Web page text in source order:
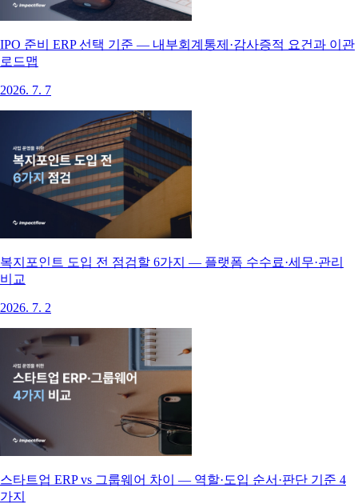
IPO 준비 ERP 선택 기준 — 내부회계통제·감사증적 요건과 이관
로드맵
2026. 7. 7
복지포인트 도입 전 점검할 6가지 — 플랫폼 수수료·세무·관리
비교
2026. 7. 2
스타트업 ERP vs 그룹웨어 차이 — 역할·도입 순서·판단 기준 4
가지